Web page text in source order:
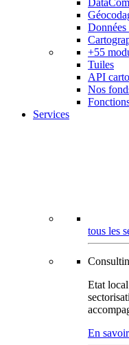
+55
Tuiles
API
Nos
Services
tous les
Etat
En